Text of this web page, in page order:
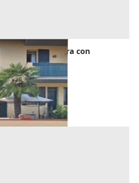
al piano terra con
(Ravenna)